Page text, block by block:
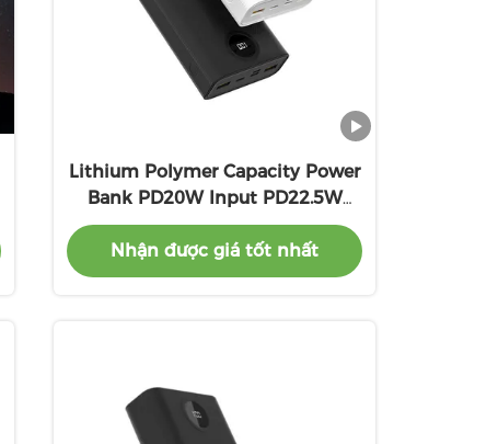
Lithium Polymer Capacity Power
Bank PD20W Input PD22.5W
Output
Nhận được giá tốt nhất